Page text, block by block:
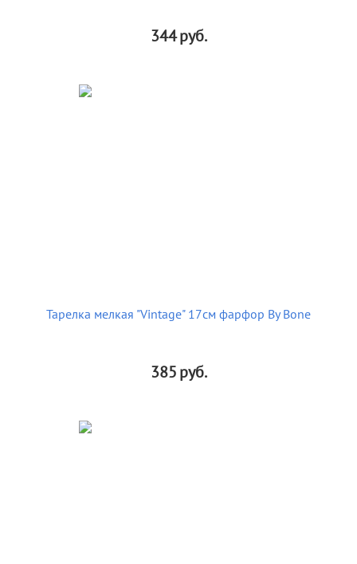
344руб.
Тарелка мелкая "Vintage" 17см фарфор By Bone
385руб.